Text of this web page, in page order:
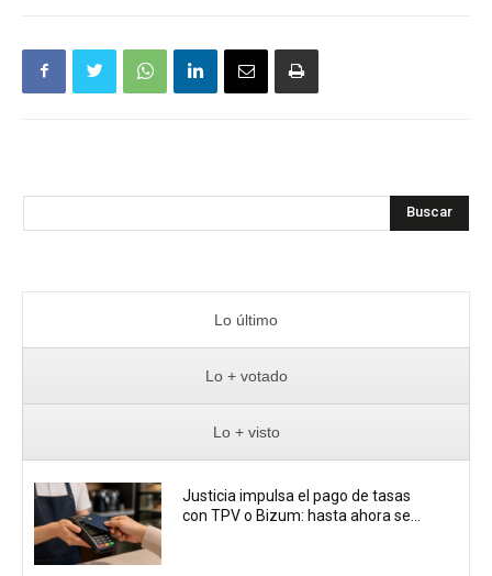
Buscar
Lo último
Lo + votado
Lo + visto
Justicia impulsa el pago de tasas
con TPV o Bizum: hasta ahora se...